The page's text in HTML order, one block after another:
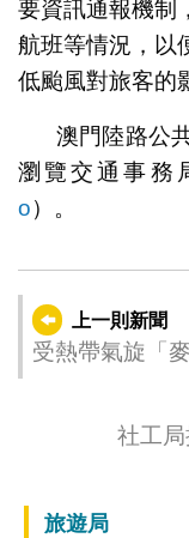
要資訊通報機制
航班等情況，以
低颱風對旅客的
澳門陸路公
瀏覽交通事務
o）。
上一則新聞
受熱帶氣旋「
社工
旅遊局